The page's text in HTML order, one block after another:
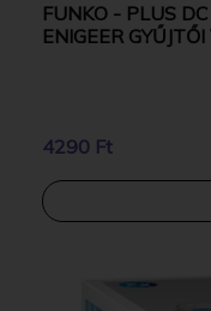
FUNKO - PLUS
ENIGEER
4290 Ft